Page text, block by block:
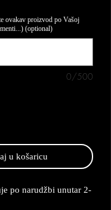
ovakav proizvod po Vašoj
(optional)
0/500
u košaricu
po narudžbi unutar 2-